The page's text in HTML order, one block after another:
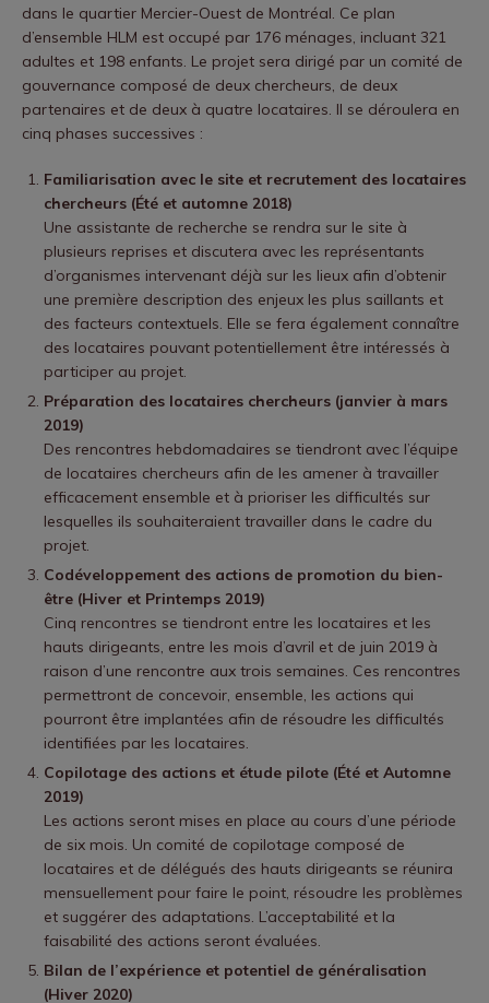
dans le quartier Mercier-Ouest de Montréal. Ce plan
d’ensemble HLM est occupé par 176 ménages, incluant 321
adultes et 198 enfants. Le projet sera dirigé par un comité de
gouvernance composé de deux chercheurs, de deux
partenaires et de deux à quatre locataires. Il se déroulera en
cinq phases successives :
Familiarisation avec le site et recrutement des locataires
chercheurs (Été et automne 2018)
Une assistante de recherche se rendra sur le site à
plusieurs reprises et discutera avec les représentants
d’organismes intervenant déjà sur les lieux afin d’obtenir
une première description des enjeux les plus saillants et
des facteurs contextuels. Elle se fera également connaître
des locataires pouvant potentiellement être intéressés à
participer au projet.
Préparation des locataires chercheurs (janvier à mars
2019)
Des rencontres hebdomadaires se tiendront avec l’équipe
de locataires chercheurs afin de les amener à travailler
efficacement ensemble et à prioriser les difficultés sur
lesquelles ils souhaiteraient travailler dans le cadre du
projet.
Codéveloppement des actions de promotion du bien-
être (Hiver et Printemps 2019)
Cinq rencontres se tiendront entre les locataires et les
hauts dirigeants, entre les mois d’avril et de juin 2019 à
raison d’une rencontre aux trois semaines. Ces rencontres
permettront de concevoir, ensemble, les actions qui
pourront être implantées afin de résoudre les difficultés
identifiées par les locataires.
Copilotage des actions et étude pilote (Été et Automne
2019)
Les actions seront mises en place au cours d’une période
de six mois. Un comité de copilotage composé de
locataires et de délégués des hauts dirigeants se réunira
mensuellement pour faire le point, résoudre les problèmes
et suggérer des adaptations. L’acceptabilité et la
faisabilité des actions seront évaluées.
Bilan de l’expérience et potentiel de généralisation
(Hiver 2020)